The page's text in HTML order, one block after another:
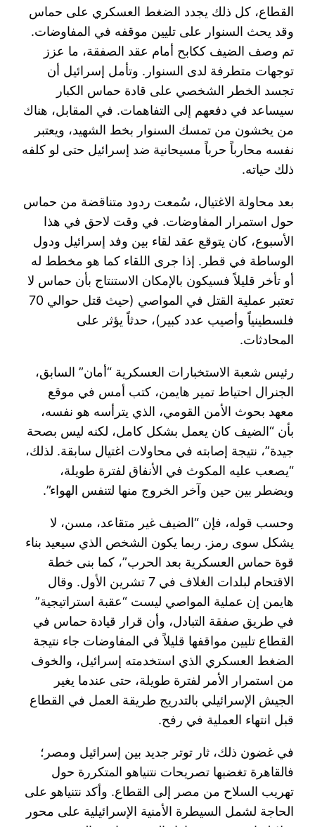
القطاع، كل ذلك يجدد الضغط العسكري على حماس
وقد يحث السنوار على تليين موقفه في المفاوضات.
تم وصف الضيف ككابح أمام عقد الصفقة، ما عزز
توجهات متطرفة لدى السنوار. وتأمل إسرائيل أن
تجسد الخطر الشخصي على قادة حماس الكبار
سيساعد في دفعهم إلى التفاهمات. في المقابل، هناك
من يخشون من تمسك السنوار بخط الشهيد، ويعتبر
نفسه محارباً حرباً مسيحانية ضد إسرائيل حتى لو كلفه
ذلك حياته.
بعد محاولة الاغتيال، سُمعت ردود متناقضة من حماس
حول استمرار المفاوضات. في وقت لاحق في هذا
الأسبوع، كان يتوقع عقد لقاء بين وفد إسرائيل ودول
الوساطة في قطر. إذا جرى اللقاء كما هو مخطط له
أو تأخر قليلاً فسيكون بالإمكان الاستنتاج بأن حماس لا
تعتبر عملية القتل في المواصي (حيث قتل حوالي 70
فلسطينياً وأصيب عدد كبير)، حدثاً يؤثر على
المحادثات.
رئيس شعبة الاستخبارات العسكرية “أمان” السابق،
الجنرال احتياط تمير هايمن، كتب أمس في موقع
معهد بحوث الأمن القومي، الذي يترأسه هو نفسه،
بأن “الضيف كان يعمل بشكل كامل، لكنه ليس بصحة
جيدة”، نتيجة إصابته في محاولات اغتيال سابقة. لذلك،
“يصعب عليه المكوث في الأنفاق لفترة طويلة،
ويضطر بين حين وآخر الخروج منها لتنفس الهواء”.
وحسب قوله، فإن “الضيف غير متقاعد، مسن، لا
يشكل سوى رمز. ربما يكون الشخص الذي سيعيد بناء
قوة حماس العسكرية بعد الحرب”، كما بنى خطة
الاقتحام لبلدات الغلاف في 7 تشرين الأول. وقال
هايمن إن عملية المواصي ليست “عقبة استراتيجية”
في طريق صفقة التبادل، وأن قرار قيادة حماس في
القطاع تليين مواقفها قليلاً في المفاوضات جاء نتيجة
الضغط العسكري الذي استخدمته إسرائيل، والخوف
من استمرار الأمر لفترة طويلة، حتى عندما يغير
الجيش الإسرائيلي بالتدريج طريقة العمل في القطاع
قبل انتهاء العملية في رفح.
في غضون ذلك، ثار توتر جديد بين إسرائيل ومصر؛
فالقاهرة تغضبها تصريحات نتنياهو المتكررة حول
تهريب السلاح من مصر إلى القطاع. وأكد نتنياهو على
الحاجة لشمل السيطرة الأمنية الإسرائيلية على محور